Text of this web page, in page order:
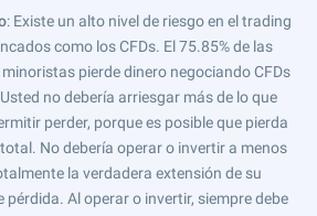
: Existe un alto nivel de riesgo en el trading
como los CFDs. El 75.85% de las
pierde dinero negociando CFDs
no debería arriesgar más de lo que
perder, porque es posible que pierda
No debería operar o invertir a menos
la verdadera extensión de su
pérdida. Al operar o invertir, siempre debe